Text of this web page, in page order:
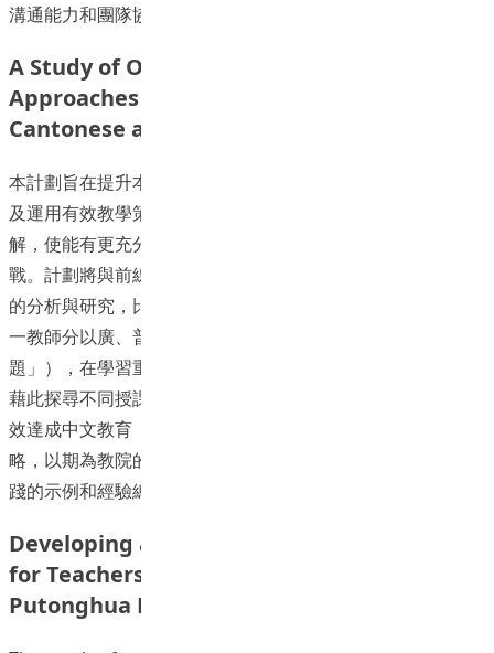
溝通能力和團隊協作精神。
A Study of Objectives Selection and
Approaches to Teaching the Same Topic in
Cantonese and in Putonghua
本計劃旨在提升本院學員及前線語文教師運用教材、設計教學
及運用有效教學策略的能力，並深化他們對語文新課程的理
解，使能有更充分的準備，面對語文課程和教學不斷變新的挑
戰。計劃將與前線教師合作，通過教學實踐和觀摩，教學效果
的分析與研究，比照廣州話或普通話授課的不同教師，以至同
一教師分以廣、普授課的情況下，在處理同一教材時（「同
題」），在學習重點與教學策略選取上的差異（「異教」），
藉此探尋不同授課語言對教學重點與策略選取的影響，以及有
效達成中文教育「工具性」、「人文性」多元目標的可行策
略，以期為教院的在職及職前中文專業學員，提供教學設計實
踐的示例和經驗總結的參考。
Developing a Blended Learning Approach
for Teachers in Early Experience in
Putonghua Module using an OBL Approach